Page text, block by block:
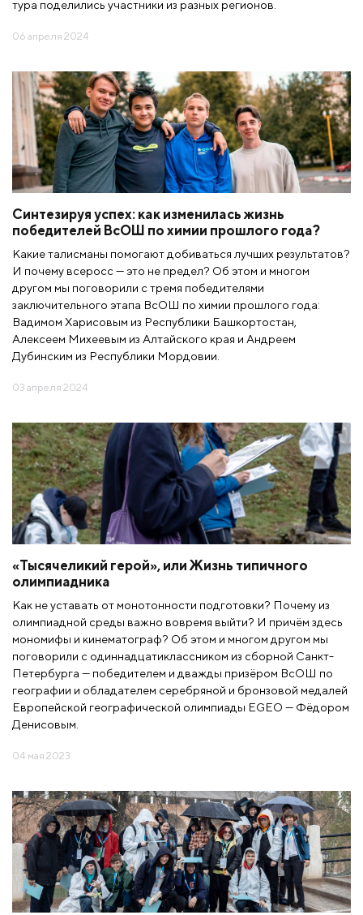
тура поделились участники из разных регионов.
06 апреля 2024
Синтезируя успех: как изменилась жизнь
победителей ВсОШ по химии прошлого года?
Какие талисманы помогают добиваться лучших результатов?
И почему всеросс — это не предел? Об этом и многом
другом мы поговорили с тремя победителями
заключительного этапа ВсОШ по химии прошлого года:
Вадимом Харисовым из Республики Башкортостан,
Алексеем Михеевым из Алтайского края и Андреем
Дубинским из Республики Мордовии.
03 апреля 2024
«Тысячеликий герой», или Жизнь типичного
олимпиадника
Как не уставать от монотонности подготовки? Почему из
олимпиадной среды важно вовремя выйти? И причём здесь
мономифы и кинематограф? Об этом и многом другом мы
поговорили с одиннадцатиклассником из сборной Санкт-
Петербурга — победителем и дважды призёром ВсОШ по
географии и обладателем серебряной и бронзовой медалей
Европейской географической олимпиады EGEO — Фёдором
Денисовым.
04 мая 2023